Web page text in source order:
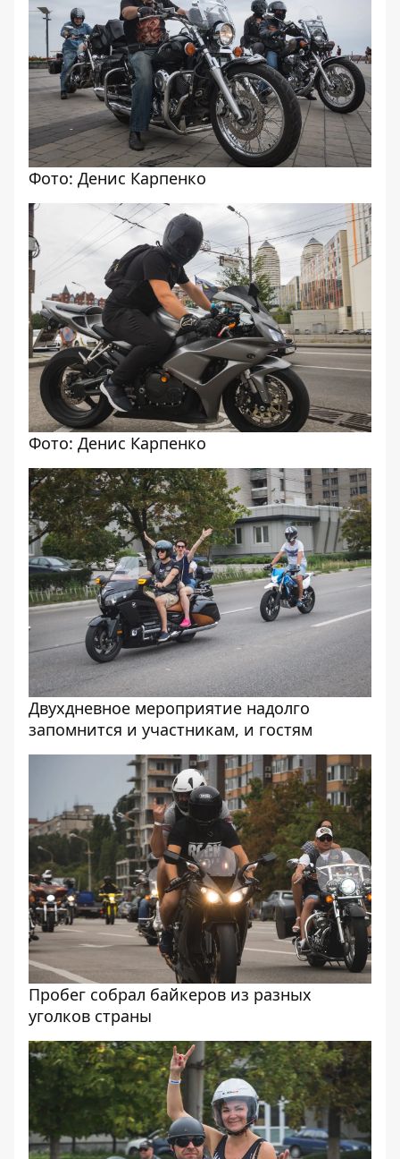
Фото: Денис Карпенко
Фото: Денис Карпенко
Двухдневное мероприятие надолго
запомнится и участникам, и гостям
Пробег собрал байкеров из разных
уголков страны